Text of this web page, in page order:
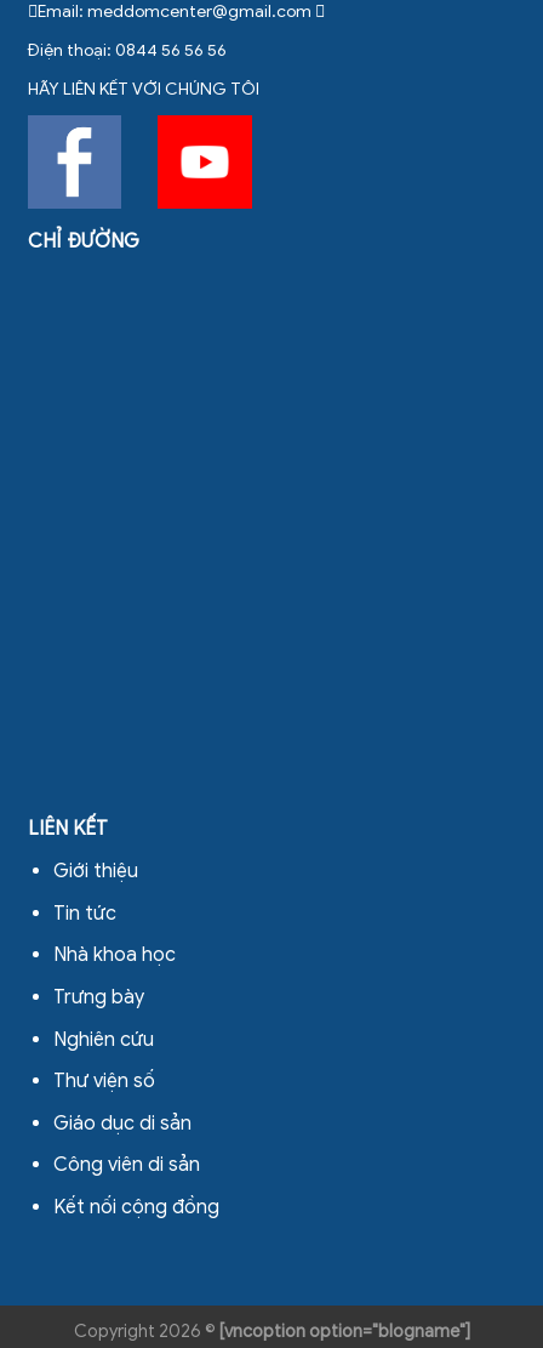
Email: meddomcenter@gmail.com
Điện thoại: 0844 56 56 56
HÃY LIÊN KẾT VỚI CHÚNG TÔI
CHỈ ĐƯỜNG
LIÊN KẾT
Giới thiệu
Tin tức
Nhà khoa học
Trưng bày
Nghiên cứu
Thư viện số
Giáo dục di sản
Công viên di sản
Kết nối cộng đồng
Copyright 2026 © [vncoption option="blogname"]